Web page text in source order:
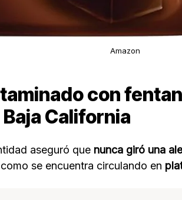
Amazon
con
Baja California
aseguró que nunca giró una
se encuentra circulando en